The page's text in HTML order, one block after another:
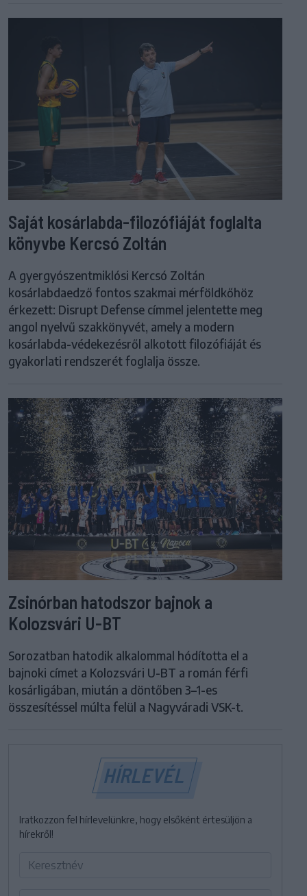
Saját kosárlabda-filozófiáját foglalta
könyvbe Kercsó Zoltán
A gyergyószentmiklósi Kercsó Zoltán
kosárlabdaedző fontos szakmai mérföldkőhöz
érkezett: Disrupt Defense címmel jelentette meg
angol nyelvű szakkönyvét, amely a modern
kosárlabda-védekezésről alkotott filozófiáját és
gyakorlati rendszerét foglalja össze.
Zsinórban hatodszor bajnok a
Kolozsvári U-BT
Sorozatban hatodik alkalommal hódította el a
bajnoki címet a Kolozsvári U-BT a román férfi
kosárligában, miután a döntőben 3–1-es
összesítéssel múlta felül a Nagyváradi VSK-t.
HÍRLEVÉL
Iratkozzon fel hírlevelünkre, hogy elsőként értesüljön a
hírekről!